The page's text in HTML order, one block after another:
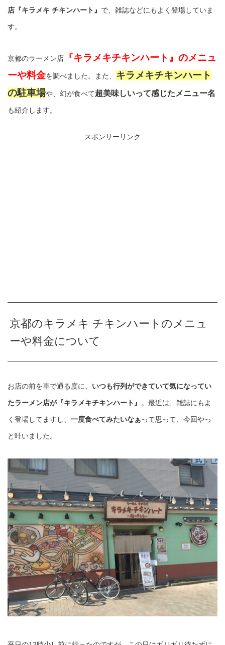
店『キラメキ チキンハート』 で、雑誌などにもよく登場していま
す。
京都のラーメン店
『キラメキチキンハート』のメニュ
ーや料金を調べました。また、 キラメキチキンハート
の駐車場や、幻が食べて超美味しいって感じたメニュー名
も紹介します。
スポンサーリンク
京都のキラメキ チキンハートのメニュ
ーや料金について
お店の前を車で通る度に、 いつも行列ができていて気になってい
たラーメン店が『キラメキチキンハート』 。最近は、雑誌にもよ
く登場してますし、 一度食べてみたいなぁって思って、今回やっ
と叶いました。